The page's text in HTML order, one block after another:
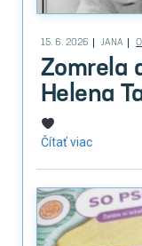
15. 6. 2026 JANA
Zomrela
Helena
Čítať viac